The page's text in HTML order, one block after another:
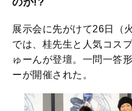
のか!?
展示会に先がけて26日（
では、桂先生と人気コス
ゅーんが登壇。一問一答
ーが開催された。